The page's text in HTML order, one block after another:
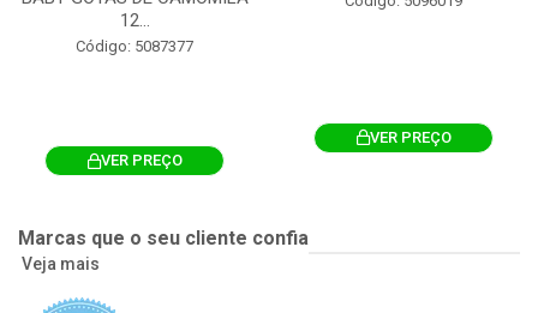
12...
Código: 5087377
VER PREÇO
VER PREÇO
Marcas que o seu cliente confia
Veja mais